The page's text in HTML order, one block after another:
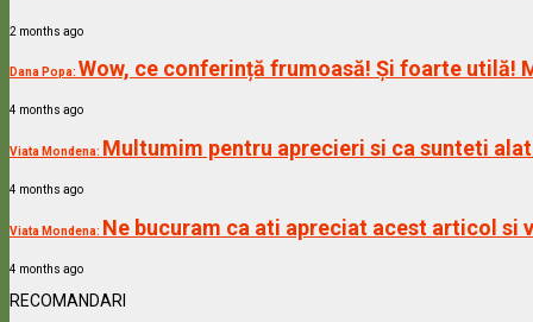
2 months ago
Dana Popa: Wow, ce conferință frumoasă! Și foarte utilă!
4 months ago
Viata Mondena: Multumim pentru aprecieri si ca sunteti
4 months ago
Viata Mondena: Ne bucuram ca ati apreciat acest articol si
4 months ago
RECOMANDARI